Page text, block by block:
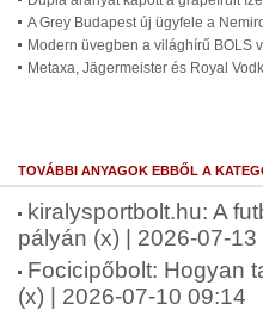
A Grey Budapest új ügyfele a
Modern üvegben a világhírű BOLS
Metaxa, Jägermeister és Royal
TOVÁBBI ANYAGOK EBBŐL A
kiralysportbolt.hu: A
pályán (x) | 2026-07-13
Focicipőbolt: Hogyan
(x) | 2026-07-10 09:14